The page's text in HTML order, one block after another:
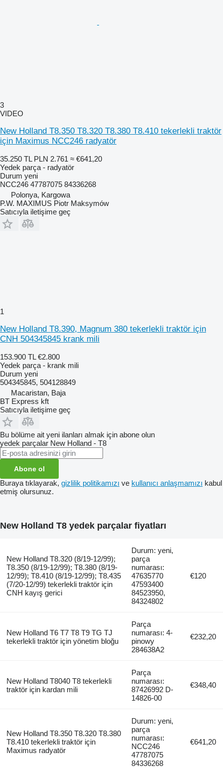
3
VIDEO
New Holland T8.350 T8.320 T8.380 T8.410 tekerlekli traktör
için Maximus NCC246 radyatör
35.250 TL PLN 2.761 ≈ €641,20
Yedek parça - radyatör
Durum yeni
NCC246 47787075 84336268
Polonya, Kargowa
P.W. MAXIMUS Piotr Maksymów
Satıcıyla iletişime geç
1
New Holland T8.390, Magnum 380 tekerlekli traktör için
CNH 504345845 krank mili
153.900 TL €2.800
Yedek parça - krank mili
Durum yeni
504345845, 504128849
Macaristan, Baja
BT Express kft
Satıcıyla iletişime geç
Bu bölüme ait yeni ilanları almak için abone olun
yedek parçalar New Holland - T8
Abone ol
Buraya tıklayarak, gizlilik politikamızı ve kullanıcı anlaşmamızı kabul
etmiş olursunuz.
New Holland T8 yedek parçalar fiyatları
New Holland T8.320 (8/19-12/99);
T8.350 (8/19-12/99); T8.380 (8/19-
12/99); T8.410 (8/19-12/99); T8.435
(7/20-12/99) tekerlekli traktör için
CNH kayış gerici
Durum: yeni,
parça
numarası:
47635770
47593400
84523950,
84324802
€120
New Holland T6 T7 T8 T9 TG TJ
tekerlekli traktör için yönetim bloğu
Parça
numarası: 4-
pinowy
284638A2
€232,20
New Holland T8040 T8 tekerlekli
traktör için kardan mili
Parça
numarası:
87426992 D-
14826-00
€348,40
New Holland T8.350 T8.320 T8.380
T8.410 tekerlekli traktör için
Maximus radyatör
Durum: yeni,
parça
numarası:
NCC246
47787075
84336268
€641,20